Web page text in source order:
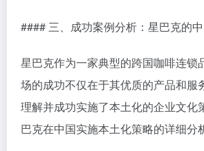
#### 三、成功案例分析：星巴克的
星巴克作为一家典型的跨国咖啡连锁
场的成功不仅在于其优质的产品和服
理解并成功实施了本土化的企业文化
巴克在中国实施本土化策略的详细分